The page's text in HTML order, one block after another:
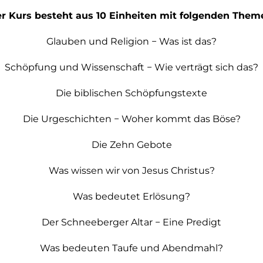
Kurs besteht aus 10 Einheiten mit folgenden
Glauben und Religion − Was ist das?
Schöpfung und Wissenschaft − Wie verträgt sich das?
Die biblischen Schöpfungstexte
Die Urgeschichten − Woher kommt das Böse?
Die Zehn Gebote
Was wissen wir von Jesus Christus?
Was bedeutet Erlösung?
Der Schneeberger Altar − Eine Predigt
Was bedeuten Taufe und Abendmahl?